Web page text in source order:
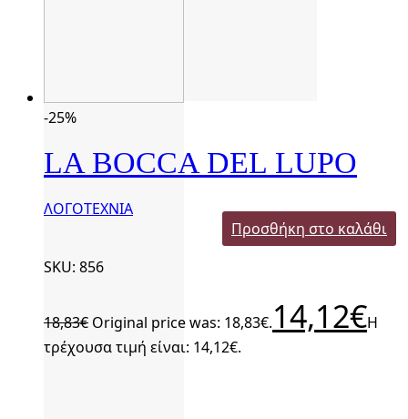
-25%
LA BOCCA DEL LUPO
ΛΟΓΟΤΕΧΝΙΑ
Προσθήκη στο καλάθι
SKU: 856
18,83€ Original price was: 18,83€.14,12€Η
τρέχουσα τιμή είναι: 14,12€.